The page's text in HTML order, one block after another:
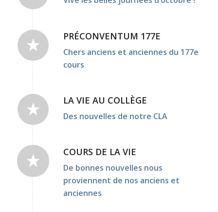
PRÉCONVENTUM 177E
Chers anciens et anciennes du 177e
cours
LA VIE AU COLLÈGE
Des nouvelles de notre CLA
COURS DE LA VIE
De bonnes nouvelles nous
proviennent de nos anciens et
anciennes